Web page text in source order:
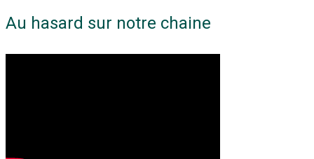
Au hasard sur notre chaine